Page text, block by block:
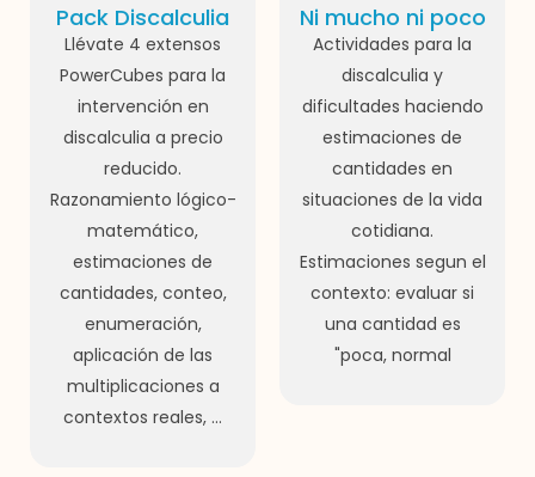
Pack Discalculia
Llévate 4 extensos
PowerCubes para la
intervención en
discalculia a precio
reducido.
Razonamiento lógico-
matemático,
estimaciones de
cantidades, conteo,
enumeración,
aplicación de las
multiplicaciones a
contextos reales, ...
Ni mucho ni poco
Actividades para la
discalculia y
dificultades haciendo
estimaciones de
cantidades en
situaciones de la vida
cotidiana.
Estimaciones segun el
contexto: evaluar si
una cantidad es
"poca, normal